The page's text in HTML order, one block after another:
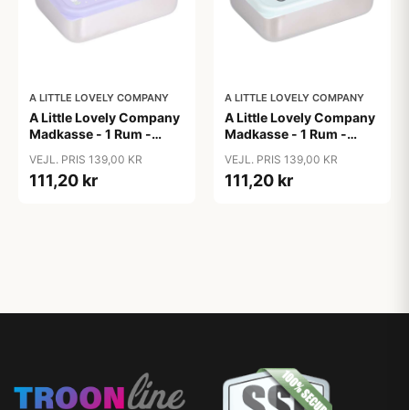
A LITTLE LOVELY COMPANY
A Little Lovely Company
Madkasse - 1 Rum -
Unicorn Dreams
VEJL. PRIS 139,00 KR
111,20 kr
A LITTLE LOVELY COMPANY
A Little Lovely Company
Madkasse - 1 Rum -
Vehicles
VEJL. PRIS 139,00 KR
111,20 kr